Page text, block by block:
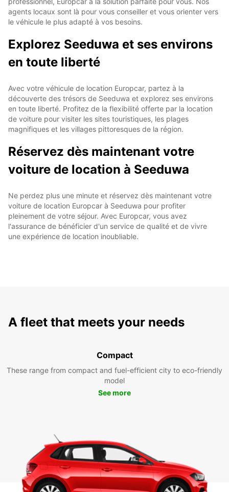
agents locaux sont là pour vous conseiller et vous orienter vers
le véhicule le plus adapté à vos besoins.
Explorez Seeduwa et ses environs
en toute liberté
Avec votre véhicule de location Europcar, partez à la
découverte des trésors de Seeduwa et explorez ses environs
en toute liberté. Profitez de la flexibilité offerte par la location
de voiture pour visiter les sites touristiques, les plages
magnifiques et les villages pittoresques de la région.
Réservez dès maintenant votre
voiture de location à Seeduwa
Ne perdez plus une minute et réservez dès maintenant votre
voiture de location Europcar à Seeduwa pour profiter
pleinement de votre séjour. Avec Europcar, vous avez
l'assurance de bénéficier d'un service de qualité et de vivre
une expérience de location inoubliable.
A fleet that meets your needs
Compact
These range from compact and fuel-efficient city to eco-friendly
model
See more